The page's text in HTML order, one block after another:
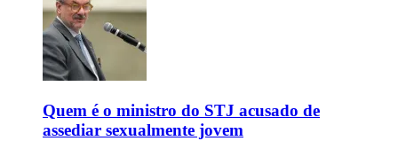
Quem é o ministro do STJ acusado de
assediar sexualmente jovem